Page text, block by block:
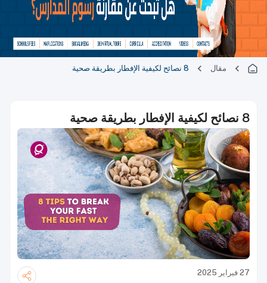
مقال 8 نصائح لكيفية الإفطار بطريقة صحية
8 نصائح لكيفية الإفطار بطريقة صحية
27 فبراير 2025